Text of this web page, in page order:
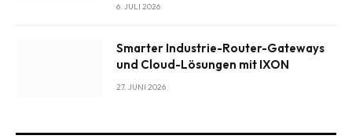
6. JULI 2026
Smarter Industrie-Router-Gateways
und Cloud-Lösungen mit IXON
27. JUNI 2026